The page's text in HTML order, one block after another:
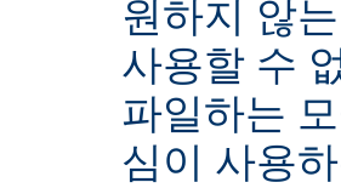
원하지 않
사용할 수
파일하는
심이 사용